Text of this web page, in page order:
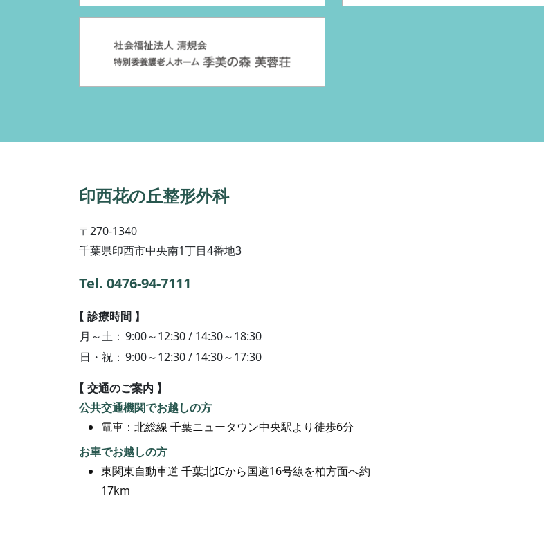
印西花の丘整形外科
〒270-1340
千葉県印西市中央南1丁目4番地3
Tel. 0476-94-7111
診療時間
月～土
9:00～12:30 / 14:30～18:30
日・祝
9:00～12:30 / 14:30～17:30
交通のご案内
公共交通機関でお越しの方
電車：北総線 千葉ニュータウン中央駅より徒歩6分
お車でお越しの方
東関東自動車道 千葉北ICから国道16号線を柏方面へ約
17km